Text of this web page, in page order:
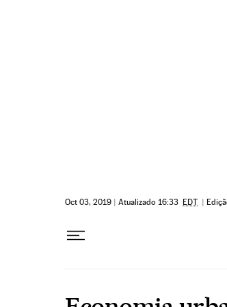
Oct 03, 2019 | Atualizado 16:33 EDT |